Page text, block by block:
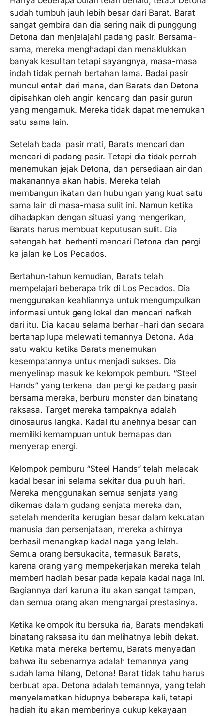
sudah tumbuh jauh lebih besar dari Barat. Barat
sangat gembira dan dia sering naik di punggung
Detona dan menjelajahi padang pasir. Bersama-
sama, mereka menghadapi dan menaklukkan
banyak kesulitan tetapi sayangnya, masa-masa
indah tidak pernah bertahan lama. Badai pasir
muncul entah dari mana, dan Barats dan Detona
dipisahkan oleh angin kencang dan pasir gurun
yang mengamuk. Mereka tidak dapat menemukan
satu sama lain.
Setelah badai pasir mati, Barats mencari dan
mencari di padang pasir. Tetapi dia tidak pernah
menemukan jejak Detona, dan persediaan air dan
makanannya akan habis. Mereka telah
membangun ikatan dan hubungan yang kuat satu
sama lain di masa-masa sulit ini. Namun ketika
dihadapkan dengan situasi yang mengerikan,
Barats harus membuat keputusan sulit. Dia
setengah hati berhenti mencari Detona dan pergi
ke jalan ke Los Pecados.
Bertahun-tahun kemudian, Barats telah
mempelajari beberapa trik di Los Pecados. Dia
menggunakan keahliannya untuk mengumpulkan
informasi untuk geng lokal dan mencari nafkah
dari itu. Dia kacau selama berhari-hari dan secara
bertahap lupa melewati temannya Detona. Ada
satu waktu ketika Barats menemukan
kesempatannya untuk menjadi sukses. Dia
menyelinap masuk ke kelompok pemburu “Steel
Hands” yang terkenal dan pergi ke padang pasir
bersama mereka, berburu monster dan binatang
raksasa. Target mereka tampaknya adalah
dinosaurus langka. Kadal itu anehnya besar dan
memiliki kemampuan untuk bernapas dan
menyerap energi.
Kelompok pemburu “Steel Hands” telah melacak
kadal besar ini selama sekitar dua puluh hari.
Mereka menggunakan semua senjata yang
dikemas dalam gudang senjata mereka dan,
setelah menderita kerugian besar dalam kekuatan
manusia dan persenjataan, mereka akhirnya
berhasil menangkap kadal naga yang lelah.
Semua orang bersukacita, termasuk Barats,
karena orang yang mempekerjakan mereka telah
memberi hadiah besar pada kepala kadal naga ini.
Bagiannya dari karunia itu akan sangat tampan,
dan semua orang akan menghargai prestasinya.
Ketika kelompok itu bersuka ria, Barats mendekati
binatang raksasa itu dan melihatnya lebih dekat.
Ketika mata mereka bertemu, Barats menyadari
bahwa itu sebenarnya adalah temannya yang
sudah lama hilang, Detona! Barat tidak tahu harus
berbuat apa. Detona adalah temannya, yang telah
menyelamatkan hidupnya beberapa kali, tetapi
hadiah itu akan memberinya cukup kekayaan